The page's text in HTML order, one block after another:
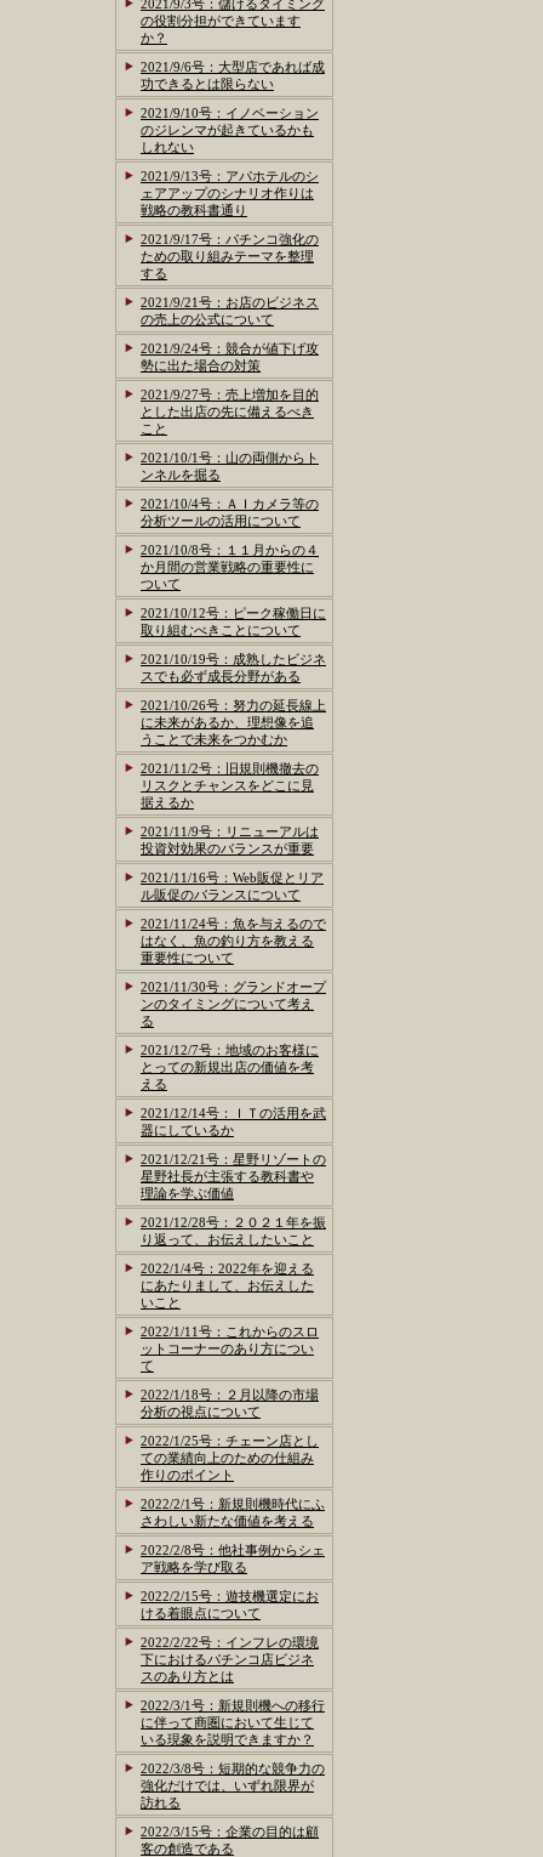
2021/9/3号：儲けるタイミング
の役割分担ができています
か？
2021/9/6号：大型店であれば成
功できるとは限らない
2021/9/10号：イノベーション
のジレンマが起きているかも
しれない
2021/9/13号：アパホテルのシ
ェアアップのシナリオ作りは
戦略の教科書通り
2021/9/17号：パチンコ強化の
ための取り組みテーマを整理
する
2021/9/21号：お店のビジネス
の売上の公式について
2021/9/24号：競合が値下げ攻
勢に出た場合の対策
2021/9/27号：売上増加を目的
とした出店の先に備えるべき
こと
2021/10/1号：山の両側からト
ンネルを掘る
2021/10/4号：ＡＩカメラ等の
分析ツールの活用について
2021/10/8号：１１月からの４
か月間の営業戦略の重要性に
ついて
2021/10/12号：ピーク稼働日に
取り組むべきことについて
2021/10/19号：成熟したビジネ
スでも必ず成長分野がある
2021/10/26号：努力の延長線上
に未来があるか、理想像を追
うことで未来をつかむか
2021/11/2号：旧規則機撤去の
リスクとチャンスをどこに見
据えるか
2021/11/9号：リニューアルは
投資対効果のバランスが重要
2021/11/16号：Web販促とリア
ル販促のバランスについて
2021/11/24号：魚を与えるので
はなく、魚の釣り方を教える
重要性について
2021/11/30号：グランドオープ
ンのタイミングについて考え
る
2021/12/7号：地域のお客様に
とっての新規出店の価値を考
える
2021/12/14号：ＩＴの活用を武
器にしているか
2021/12/21号：星野リゾートの
星野社長が主張する教科書や
理論を学ぶ価値
2021/12/28号：２０２１年を振
り返って、お伝えしたいこと
2022/1/4号：2022年を迎える
にあたりまして、お伝えした
いこと
2022/1/11号：これからのスロ
ットコーナーのあり方につい
て
2022/1/18号：２月以降の市場
分析の視点について
2022/1/25号：チェーン店とし
ての業績向上のための仕組み
作りのポイント
2022/2/1号：新規則機時代にふ
さわしい新たな価値を考える
2022/2/8号：他社事例からシェ
ア戦略を学び取る
2022/2/15号：遊技機選定にお
ける着眼点について
2022/2/22号：インフレの環境
下におけるパチンコ店ビジネ
スのあり方とは
2022/3/1号：新規則機への移行
に伴って商圏において生じて
いる現象を説明できますか？
2022/3/8号：短期的な競争力の
強化だけでは、いずれ限界が
訪れる
2022/3/15号：企業の目的は顧
客の創造である